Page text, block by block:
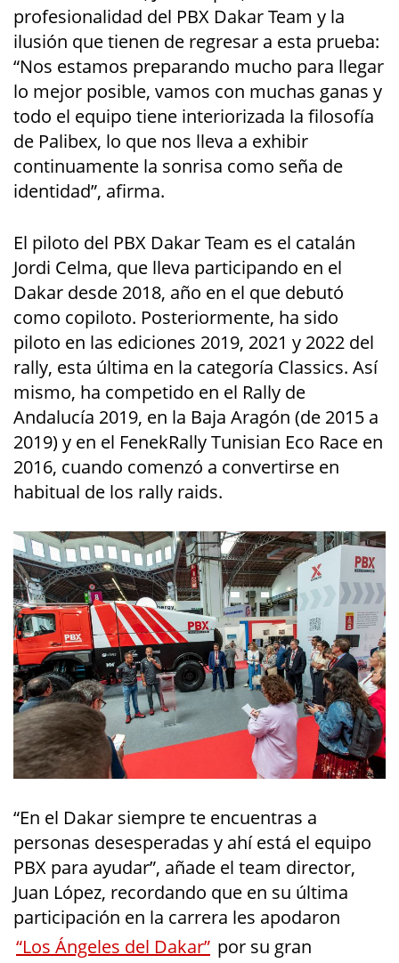
profesionalidad del PBX Dakar Team y la
ilusión que tienen de regresar a esta prueba:
“Nos estamos preparando mucho para llegar
lo mejor posible, vamos con muchas ganas y
todo el equipo tiene interiorizada la filosofía
de Palibex, lo que nos lleva a exhibir
continuamente la sonrisa como seña de
identidad”, afirma.
El piloto del PBX Dakar Team es el catalán
Jordi Celma, que lleva participando en el
Dakar desde 2018, año en el que debutó
como copiloto. Posteriormente, ha sido
piloto en las ediciones 2019, 2021 y 2022 del
rally, esta última en la categoría Classics. Así
mismo, ha competido en el Rally de
Andalucía 2019, en la Baja Aragón (de 2015 a
2019) y en el FenekRally Tunisian Eco Race en
2016, cuando comenzó a convertirse en
habitual de los rally raids.
“En el Dakar siempre te encuentras a
personas desesperadas y ahí está el equipo
PBX para ayudar”, añade el team director,
Juan López, recordando que en su última
participación en la carrera les apodaron
“Los Ángeles del Dakar” por su gran